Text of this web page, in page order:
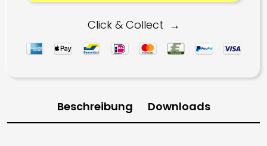
Click & Collect
Beschreibung Downloads